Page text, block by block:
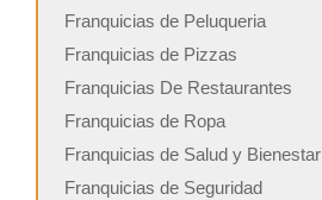
Franquicias de Peluqueria
Franquicias de Pizzas
Franquicias De Restaurantes
Franquicias de Ropa
Franquicias de Salud y Bienestar
Franquicias de Seguridad